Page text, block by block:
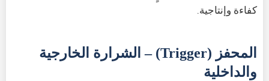
كفاءة وإنتاجية.
المحفز (Trigger) – الشرارة الخارجية
والداخلية